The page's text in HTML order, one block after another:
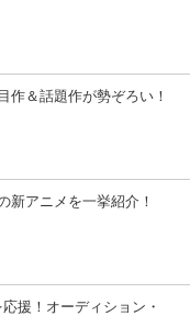
作＆話題作が勢ぞろい！
新アニメを一挙紹介！
援！オーディション・